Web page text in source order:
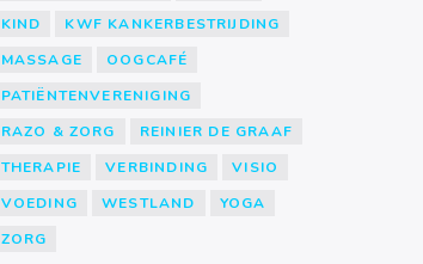
KIND
KWF KANKERBESTRIJDING
MASSAGE
OOGCAFÉ
PATIËNTENVERENIGING
RAZO & ZORG
REINIER DE GRAAF
THERAPIE
VERBINDING
VISIO
VOEDING
WESTLAND
YOGA
ZORG